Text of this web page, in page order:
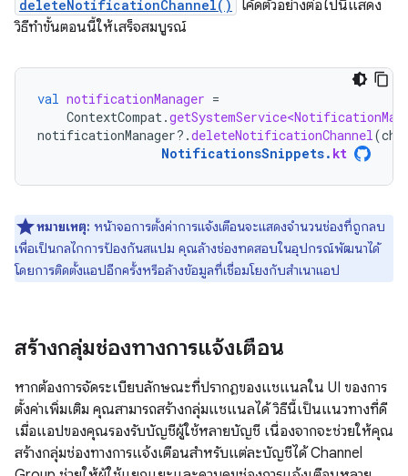
deleteNotificationChannel()
โค้ดตัวอย่างต่อไปนี้แสดง
วิธีทําขั้นตอนนี้ให้เสร็จสมบูรณ์
val notificationManager =
ContextCompat.
notificationManager?.deleteNotificationChannel(
NotificationsSnippets. kt
หมายเหตุ: หน้าจอการตั้งค่าการแจ้งเตือนจะแสดงจำนวนช่องที่ถูกลบ
เพื่อเป็นกลไกการป้องกันสแปม คุณล้างช่องทดสอบในอุปกรณ์พัฒนาได้
โดยการติดตั้งแอปอีกครั้งหรือล้างข้อมูลที่เชื่อมโยงกับสำเนาแอป
สร้างกลุ่มช่องทางการแจ้งเตือน
หากต้องการจัดระเบียบลักษณะที่ปรากฏของแชแนลใน UI ของการ
ตั้งค่าเพิ่มเติม คุณสามารถสร้างกลุ่มแชแนลได้ วิธีนี้เป็นแนวทางที่ดี
เมื่อแอปของคุณรองรับบัญชีผู้ใช้หลายบัญชี เนื่องจากจะช่วยให้คุณ
สร้างกลุ่มช่องทางการแจ้งเตือนสำหรับแต่ละบัญชีได้ Channel